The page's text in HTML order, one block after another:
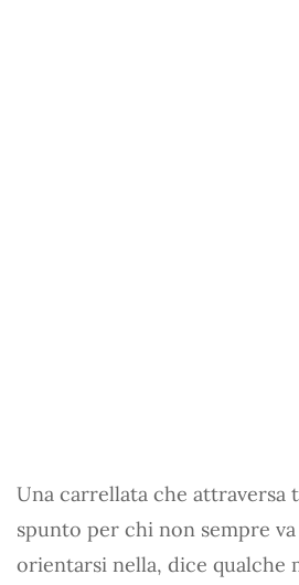
Una carrellata che attraversa
spunto per chi non sempre
orientarsi nella, dice qualche